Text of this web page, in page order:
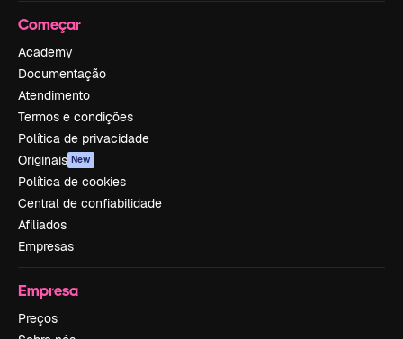
Começar
Academy
Documentação
Atendimento
Termos e condições
Política de privacidade
Originais New
Política de cookies
Central de confiabilidade
Afiliados
Empresas
Empresa
Preços